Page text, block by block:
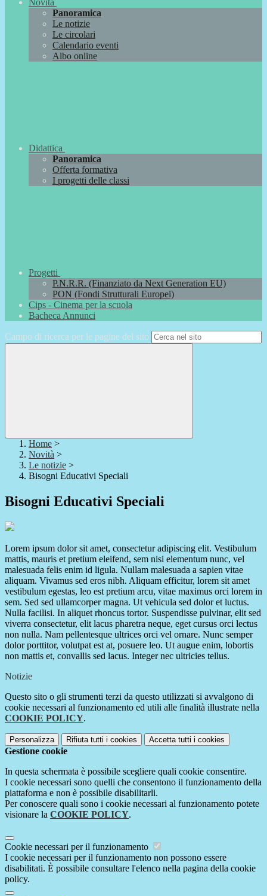
Novità
Panoramica
Le notizie
Le circolari
Calendario eventi
Albo online
Didattica
Panoramica
Offerta formativa
I progetti delle classi
Progetti
P.N.R.R. (Finanziato da Next Generation EU)
PON (Fondi Strutturali Europei)
Cips - Cinema per la scuola
Bacheca Annunci
Campo di ricerca per le pagine del sito
Home >
Novità >
Le notizie >
Bisogni Educativi Speciali
Bisogni Educativi Speciali
Lorem ipsum dolor sit amet, consectetur adipiscing elit. Vestibulum
mattis, mauris et pretium eleifend, sem nisi elementum nunc, vel
malesuada felis enim id ligula. Nullam malesuada a sapien vitae
aliquam. Vivamus sed eros nibh. Aliquam efficitur, lorem sit amet
vestibulum egestas, leo est pretium arcu, vitae maximus orci lorem in
sem. Sed sed ullamcorper magna. Ut vehicula sed dolor et luctus.
Nulla facilisi. In aliquet rhoncus tortor. Suspendisse pulvinar, elit sed
viverra consectetur, elit lacus pharetra neque, eget cursus orci lectus
non nulla. Nam pellentesque ultrices orci vel ornare. Nunc semper
dolor porttitor, volutpat est at, posuere leo. Ut augue enim, lobortis
non mattis et, convallis sed lacus. Integer nec ultricies tellus.
Notizie
Questo sito o gli strumenti terzi da questo utilizzati si avvalgono di
cookie necessari al funzionamento ed utili alle finalità illustrate nella
COOKIE POLICY.
Personalizza Rifiuta tutti i cookies Accetta tutti i cookies
Gestione cookie
In questa schermata è possibile scegliere quali cookie consentire.
I cookie necessari sono quelli che consentono il funzionamento della
piattaforma e non è possibile disabilitarli.
Per conoscere quali sono i cookie necessari al funzionamento potete
visionare la COOKIE POLICY.
Cookie necessari per il funzionamento
I cookie necessari per il funzionamento non possono essere
disabilitati. È possibile consultare l'elenco nella pagina della cookie
policy.